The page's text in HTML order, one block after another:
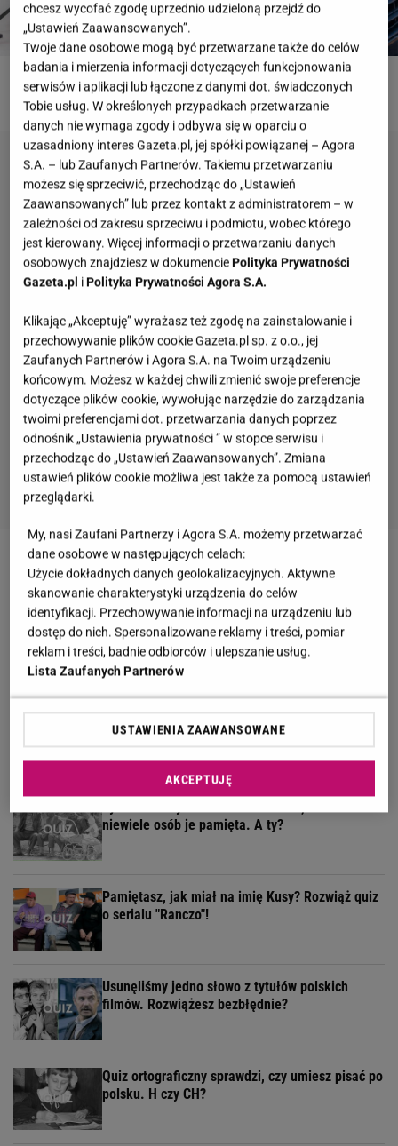
ROZWIĄŻ QUIZ
Sieć ma oczy czy oka? Quiz tak podchwytliwy, że
złapiesz się za głowę!
Słodki quiz dla łasuchów. Rozpoznasz te pyszne
ciasta na zdjęciach?
Quiz - znasz się na wypiekach? Nasze pytania i
tak mogą cię zaskoczyć!
niewiele osób je pamięta. A ty?
Pamiętasz, jak miał na imię Kusy? Rozwiąż quiz
o serialu "Ranczo"!
Usunęliśmy jedno słowo z tytułów polskich
filmów. Rozwiążesz bezbłędnie?
Quiz ortograficzny sprawdzi, czy umiesz pisać po
polsku. H czy CH?
chcesz wycofać zgodę uprzednio udzieloną przejdź do
„Ustawień Zaawansowanych”.
Twoje dane osobowe mogą być przetwarzane także do celów
badania i mierzenia informacji dotyczących funkcjonowania
serwisów i aplikacji lub łączone z danymi dot. świadczonych
Tobie usług. W określonych przypadkach przetwarzanie
danych nie wymaga zgody i odbywa się w oparciu o
uzasadniony interes Gazeta.pl, jej spółki powiązanej – Agora
S.A. – lub Zaufanych Partnerów. Takiemu przetwarzaniu
możesz się sprzeciwić, przechodząc do „Ustawień
Zaawansowanych” lub przez kontakt z administratorem – w
zależności od zakresu sprzeciwu i podmiotu, wobec którego
jest kierowany. Więcej informacji o przetwarzaniu danych
osobowych znajdziesz w dokumencie Polityka Prywatności
Gazeta.pl i Polityka Prywatności Agora S.A.
Klikając „Akceptuję” wyrażasz też zgodę na zainstalowanie i
przechowywanie plików cookie Gazeta.pl sp. z o.o., jej
Zaufanych Partnerów i Agora S.A. na Twoim urządzeniu
końcowym. Możesz w każdej chwili zmienić swoje preferencje
dotyczące plików cookie, wywołując narzędzie do zarządzania
twoimi preferencjami dot. przetwarzania danych poprzez
odnośnik „Ustawienia prywatności ” w stopce serwisu i
przechodząc do „Ustawień Zaawansowanych”. Zmiana
ustawień plików cookie możliwa jest także za pomocą ustawień
przeglądarki.
My, nasi Zaufani Partnerzy i Agora S.A. możemy przetwarzać
dane osobowe w następujących celach:
Użycie dokładnych danych geolokalizacyjnych. Aktywne
skanowanie charakterystyki urządzenia do celów
identyfikacji. Przechowywanie informacji na urządzeniu lub
dostęp do nich. Spersonalizowane reklamy i treści, pomiar
reklam i treści, badnie odbiorców i ulepszanie usług.
Lista Zaufanych Partnerów
USTAWIENIA ZAAWANSOWANE
AKCEPTUJĘ